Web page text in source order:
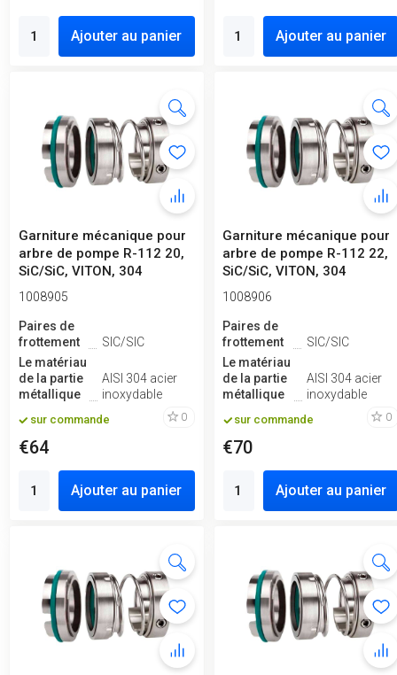
Ajouter au panier Ajouter au panier
Garniture mécanique pour
arbre de pompe R-112 20,
SiC/SiC, VITON, 304
1008905
Paires de
frottement
SIC/SIC
Le matériau
de la partie
métallique
AISI 304 acier
inoxydable
sur commande 0
€64
Ajouter au panier
Garniture mécanique pour
arbre de pompe R-112 22,
SiC/SiC, VITON, 304
1008906
Paires de
frottement
SIC/SIC
Le matériau
de la partie
métallique
AISI 304 acier
inoxydable
sur commande 0
€70
Ajouter au panier